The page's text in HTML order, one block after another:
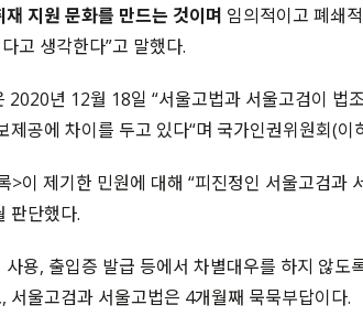
재 지원 문화를 만드는 것이며 임의적이고 폐쇄
고 생각한다”고 말했다.
2020년 12월 18일 “서울고법과 서울고검이 법
제공에 차이를 두고 있다“며 국가인권위원회(
>이 제기한 민원에 대해 “피진정인 서울고검과
판단했다.
사용, 출입증 발급 등에서 차별대우를 하지 않도
서울고검과 서울고법은 4개월째 묵묵부답이다.